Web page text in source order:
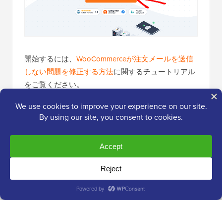
開始するには、 WooCommerceが注文メールを送信
しない問題を修正する方法に関するチュートリアル
をご覧ください。
WooCommerce詐欺に関するよくある質
WooCommerceの不正行為について、読者からよく
寄せられる質問をいくつかご紹介します。
WooCommerceの偽注文の一般的な兆候は何です